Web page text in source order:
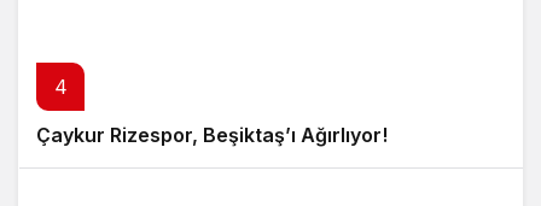
4
Çaykur Rizespor, Beşiktaş’ı Ağırlıyor!